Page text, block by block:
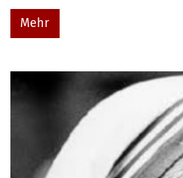
Mehr